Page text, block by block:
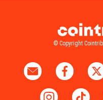
© Copyright